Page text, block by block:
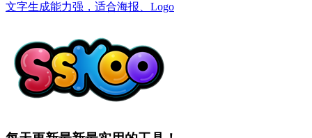
文字生成能力强，适合海报、Logo